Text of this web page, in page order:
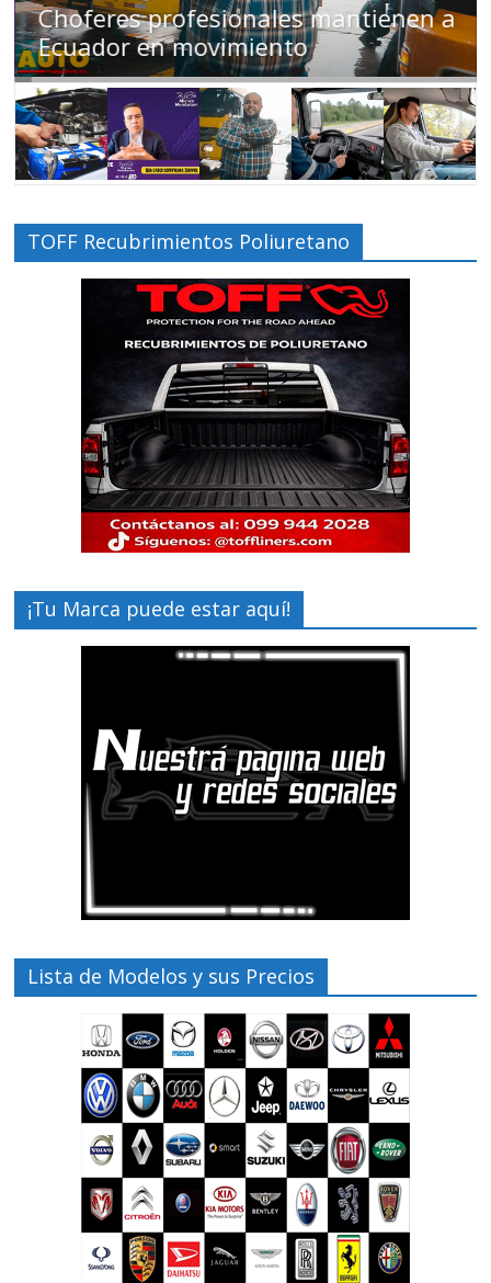
Choferes profesionales mantienen a
Ecuador en movimiento
TOFF Recubrimientos Poliuretano
¡Tu Marca puede estar aquí!
Lista de Modelos y sus Precios